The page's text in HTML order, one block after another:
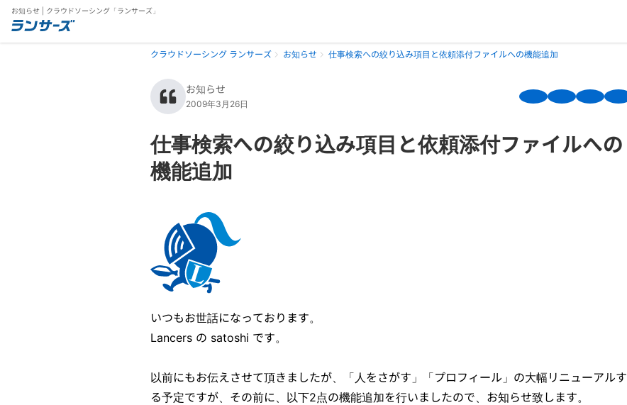
お知らせ | クラウドソーシング「ランサーズ」
クラウドソーシング ランサーズ お知らせ 仕事検索への絞り込み項目と依頼添付ファイルへの機能追加
お知らせ
2009年3月26日
仕事検索への絞り込み項目と依頼添付ファイルへの
機能追加
いつもお世話になっております。
Lancers の satoshi です。
以前にもお伝えさせて頂きましたが、「人をさがす」「プロフィール」の大幅リニューアルす
る予定ですが、その前に、以下2点の機能追加を行いましたので、お知らせ致します。